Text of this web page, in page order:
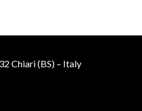
Chiari (BS) – Italy